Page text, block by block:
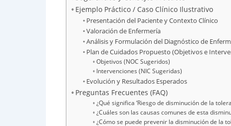
Ejemplo Práctico / Caso Clínico Ilustrativo
Presentación del Paciente y Contexto Clínico
Valoración de Enfermería
Análisis y Formulación del Diagnóstico de
Plan de Cuidados Propuesto (Objetivos e
Objetivos (NOC Sugeridos)
Intervenciones (NIC Sugeridas)
Evolución y Resultados Esperados
Preguntas Frecuentes (FAQ)
¿Qué significa ‘Riesgo de disminución de la
¿Cuáles son las causas comunes de esta
¿Cómo se puede prevenir la disminución de la